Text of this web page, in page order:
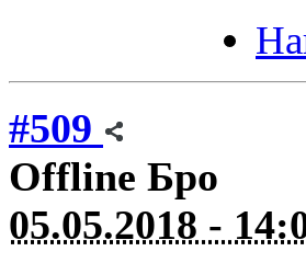
#509
Offline Бро
05.05.2018 -